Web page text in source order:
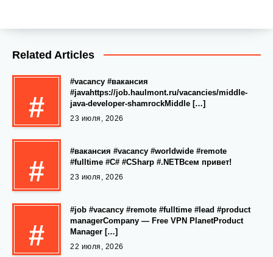
Related Articles
#
#vacancy #вакансия
#javahttps://job.haulmont.ru/vacancies/middle-
java-developer-shamrockMiddle […]
23 июля, 2026
#
#вакансия #vacancy #worldwide #remote
#fulltime #C# #CSharp #.NETВсем привет!
23 июля, 2026
#
#job #vacancy #remote #fulltime #lead #product
managerCompany — Free VPN PlanetProduct
Manager […]
22 июля, 2026